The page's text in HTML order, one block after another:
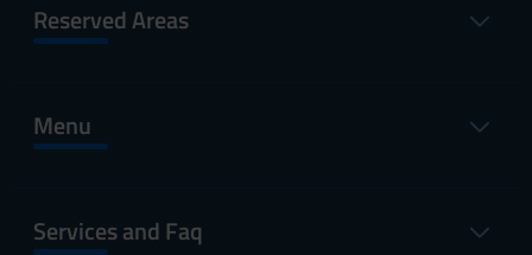
Reserved Areas
Menu
Services and Faq